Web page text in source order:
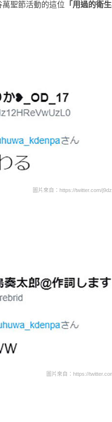
聖節活動的這位 「用過的衛生
圖片來自：https://twitter.com/
圖片來自：https://